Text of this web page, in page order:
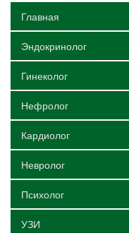
Главная
Эндокринолог
Гинеколог
Нефролог
Кардиолог
Невролог
Психолог
УЗИ